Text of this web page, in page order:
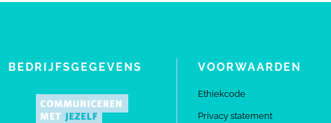
BEDRIJFSGEGEVENS VOORWAARDEN
Ethiekcode
Privacy statement